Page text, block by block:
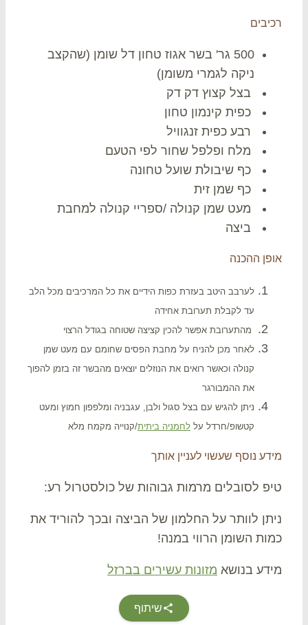
500 גר' בשר אגוז טחון דל שומן (שהקצב
ניקה לגמרי משומן)
בצל קצוץ דק דק
כפית קינמון טחון
רבע כפית זנגוויל
מלח ופלפל שחור לפי הטעם
כף שיבולת שועל טחונה
כף שמן זית
מעט שמן קנולה /ספריי קנולה למחבת
ביצה
ההכנה
לערבב היטב בעזרת כפות הידיים את כל המרכיבים מכל הלב
עד לקבלת תערובת אחידה
מהתערובת אפשר להכין קציצה שטוחה בגודל הרצוי
לאחר מכן להניח על מחבת הפסים שחומם עם מעט שמן
קנולה וכאשר רואים את הנוזלים יוצאים מהבשר זה בזמן להפוך
את ההמבורגר
ניתן להגיש עם בצל סגול ולבן, עגבניה ומלפפון חמוץ ומעט
קטשופ/חרדל עללחמניה ביתית/קנוייה מקמח מלא
נוסף שעשוי לעניין אותך
לסובלים מרמות גבוהות של כולסטרול רע:
לוותר על החלמון של הביצה ובכך להוריד את
השומן הרווי במנה!
בנושא מזונות עשירים בברזל
שיתוף